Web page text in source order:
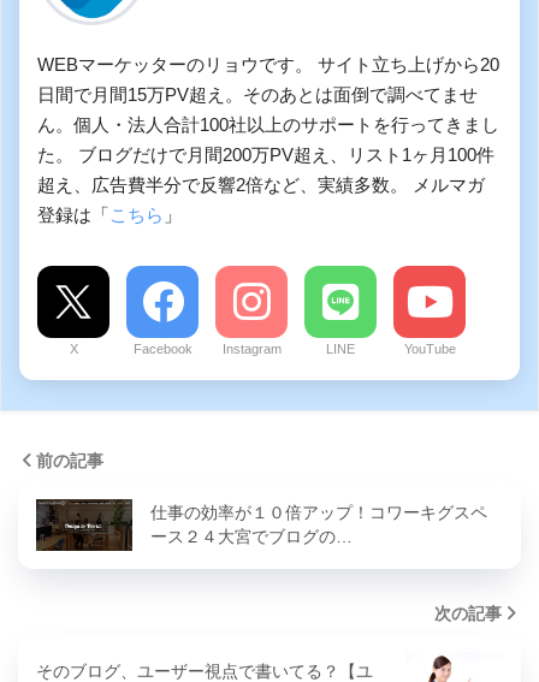
WEBマーケッターのリョウです。 サイト立ち上げから20
日間で月間15万PV超え。そのあとは面倒で調べてませ
ん。個人・法人合計100社以上のサポートを行ってきまし
た。 ブログだけで月間200万PV超え、リスト1ヶ月100件
超え、広告費半分で反響2倍など、実績多数。 メルマガ
登録は「こちら 」
X Facebook Instagram LINE YouTube
前の記事
仕事の効率が１０倍アップ！コワーキグスペ
ース２４大宮でブログの…
次の記事
そのブログ、ユーザー視点で書いてる？【ユ